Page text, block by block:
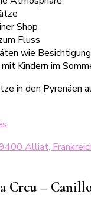
Shop
Fluss
wie
Kindern im
Alliat,
Creu –